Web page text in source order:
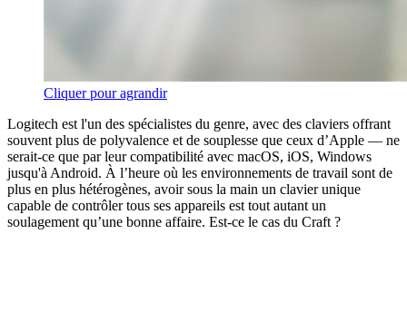
Cliquer pour agrandir
Logitech est l'un des spécialistes du genre, avec des claviers offrant
souvent plus de polyvalence et de souplesse que ceux d’Apple — ne
serait-ce que par leur compatibilité avec macOS, iOS, Windows
jusqu'à Android. À l’heure où les environnements de travail sont de
plus en plus hétérogènes, avoir sous la main un clavier unique
capable de contrôler tous ses appareils est tout autant un
soulagement qu’une bonne affaire. Est-ce le cas du Craft ?